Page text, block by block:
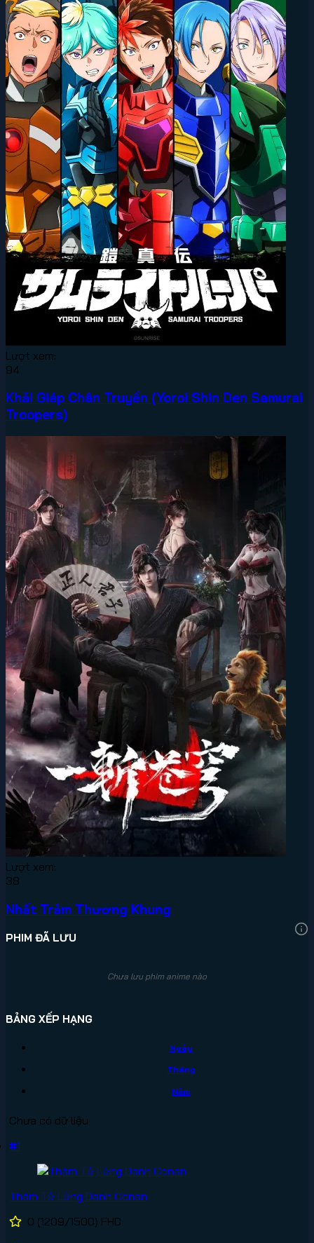
Lượt xem:
94
Khải Giáp Chân Truyền (Yoroi Shin Den Samurai
Troopers)
Lượt xem:
38
Nhất Trảm Thương Khung
PHIM ĐÃ LƯU
Chưa lưu phim anime nào
BẢNG XẾP HẠNG
Ngày
Tháng
Năm
Chưa có dữ liệu
#1
Thám Tử Lừng Danh Conan
0 (1209/1500) FHD